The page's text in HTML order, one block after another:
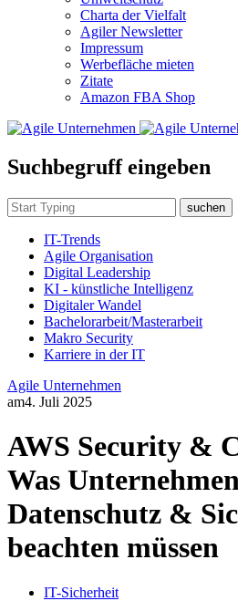
Charta der Vielfalt
Agiler Newsletter
Impressum
Werbefläche mieten
Zitate
Amazon FBA Shop
Suchbegruff eingeben
suchen
IT-Trends
Agile Organisation
Digital Leadership
KI - künstliche Intelligenz
Digitaler Wandel
Bachelorarbeit/Masterarbeit
Makro Security
Karriere in der IT
Agile Unternehmen
am4. Juli 2025
AWS Security &
Was
Datenschutz &
beachten müssen
IT-Sicherheit